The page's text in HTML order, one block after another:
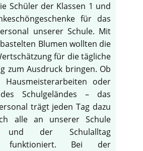
Schüler der Klassen 1 und
für das
unserer Schule. Mit
Blumen wollten die
für die tägliche
zum Ausdruck bringen. Ob
Hausmeisterarbeiten oder
Schulgeländes – das
trägt jeden Tag dazu
alle an unserer Schule
und der Schulalltag
funktioniert. Bei der